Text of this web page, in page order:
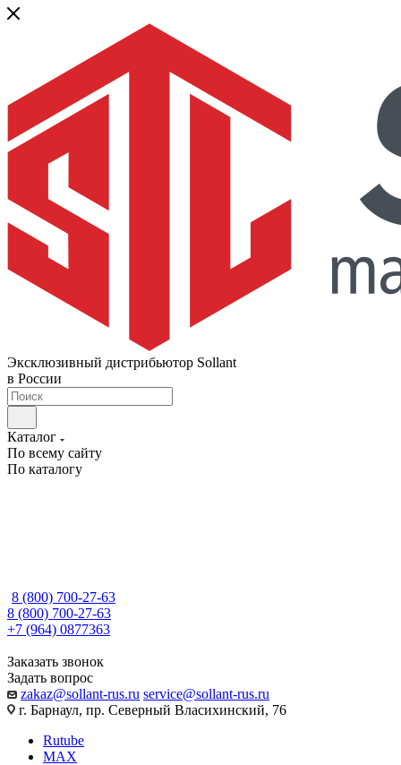
Эксклюзивный дистрибьютор Sollant
в России
Каталог
По всему сайту
По каталогу
8 (800) 700-27-63
8 (800) 700-27-63
+7 (964) 0877363
Заказать звонок
Задать вопрос
zakaz@sollant-rus.ru service@sollant-rus.ru
г. Барнаул, пр. Северный Власихинский, 76
Rutube
MAX